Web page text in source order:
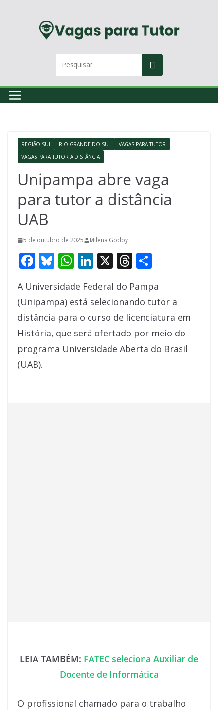
REGIÃO SUL RIO GRANDE DO SUL
VAGAS PARA TUTOR
VAGAS PARA TUTOR A DISTÂNCIA
Unipampa abre vaga
para tutor a distância
UAB
5 de outubro de 2025 Milena Godoy
F
e
b
o
o
k
Bl
e
sk
y
W
at
s
A
p
p
Li
k
e
dI
n
X T
re
a
d
s
ar
e
A Universidade Federal do Pampa
(Unipampa) está selecionando tutor a
distância para o curso de licenciatura em
História, que será ofertado por meio do
programa Universidade Aberta do Brasil
(UAB).
LEIA TAMBÉM: FATEC seleciona Auxiliar de
Docente de Informática
O profissional chamado para o trabalho